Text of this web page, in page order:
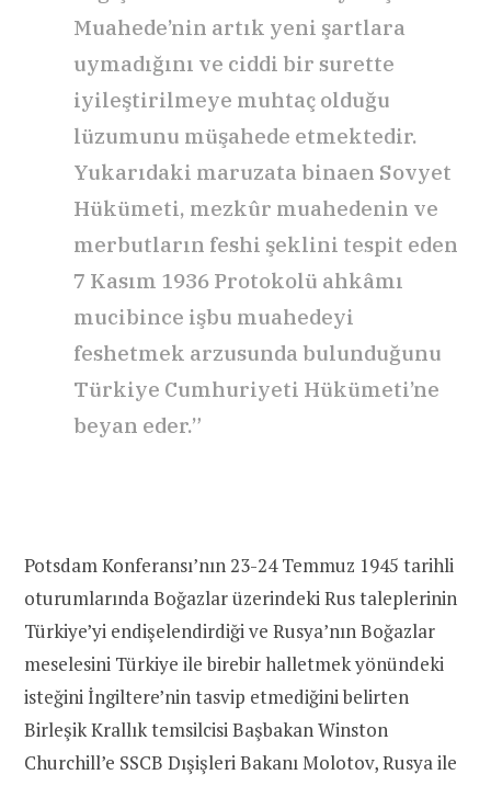
Muahede’nin artık yeni şartlara
uymadığını ve ciddi bir surette
iyileştirilmeye muhtaç olduğu
lüzumunu müşahede etmektedir.
Yukarıdaki maruzata binaen Sovyet
Hükümeti, mezkûr muahedenin ve
merbutların feshi şeklini tespit eden
7 Kasım 1936 Protokolü ahkâmı
mucibince işbu muahedeyi
feshetmek arzusunda bulunduğunu
Türkiye Cumhuriyeti Hükümeti’ne
beyan eder.”
Potsdam Konferansı’nın 23-24 Temmuz 1945 tarihli
oturumlarında Boğazlar üzerindeki Rus taleplerinin
Türkiye’yi endişelendirdiği ve Rusya’nın Boğazlar
meselesini Türkiye ile birebir halletmek yönündeki
isteğini İngiltere’nin tasvip etmediğini belirten
Birleşik Krallık temsilcisi Başbakan Winston
Churchill’e SSCB Dışişleri Bakanı Molotov, Rusya ile